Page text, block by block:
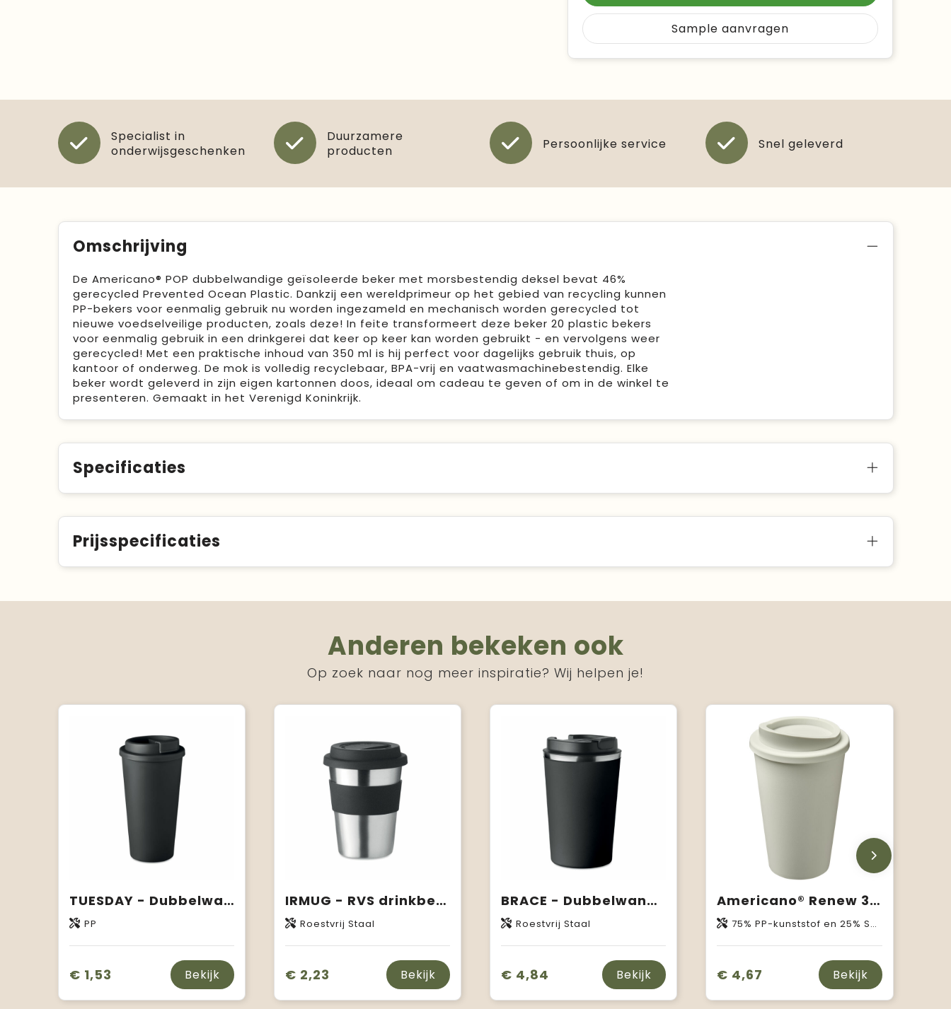
Sample aanvragen
Specialist in
onderwijsgeschenken
Duurzamere
producten
Persoonlijke service Snel geleverd
Omschrijving
De Americano® POP dubbelwandige geïsoleerde beker met morsbestendig deksel bevat 46%
gerecycled Prevented Ocean Plastic. Dankzij een wereldprimeur op het gebied van recycling kunnen
PP-bekers voor eenmalig gebruik nu worden ingezameld en mechanisch worden gerecycled tot
nieuwe voedselveilige producten, zoals deze! In feite transformeert deze beker 20 plastic bekers
voor eenmalig gebruik in een drinkgerei dat keer op keer kan worden gebruikt - en vervolgens weer
gerecycled! Met een praktische inhoud van 350 ml is hij perfect voor dagelijks gebruik thuis, op
kantoor of onderweg. De mok is volledig recyclebaar, BPA-vrij en vaatwasmachinebestendig. Elke
beker wordt geleverd in zijn eigen kartonnen doos, ideaal om cadeau te geven of om in de winkel te
presenteren. Gemaakt in het Verenigd Koninkrijk.
Specificaties
Prijsspecificaties
Anderen bekeken ook
Op zoek naar nog meer inspiratie? Wij helpen je!
TUESDAY - Dubbelwandige drinkbeker 450 ml
PP
€ 1,53 Bekijk
IRMUG - RVS drinkbeker 350 ml
Roestvrij Staal
€ 2,23 Bekijk
BRACE - Dubbelwandige drinkbeker
Roestvrij Staal
€ 4,84 Bekijk
Americano®­­ Renew 350 ml geïsoleerde beker
75% PP-kunststof en 25% Suikerriet-bioplastic
€ 4,67 Bekijk